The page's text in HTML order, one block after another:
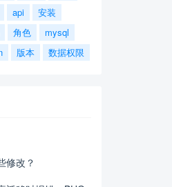
api
安装
角色
mysql
版本 数据权限
修改？